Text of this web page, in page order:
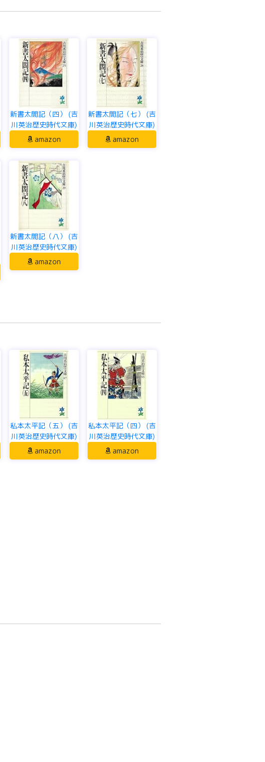
新書太閤記（四） (吉
川英治歴史時代文庫)
amazon
新書太閤記（七） (吉
川英治歴史時代文庫)
amazon
新書太閤記（八） (吉
川英治歴史時代文庫)
amazon
私本太平記（五） (吉
川英治歴史時代文庫)
amazon
私本太平記（四） (吉
川英治歴史時代文庫)
amazon